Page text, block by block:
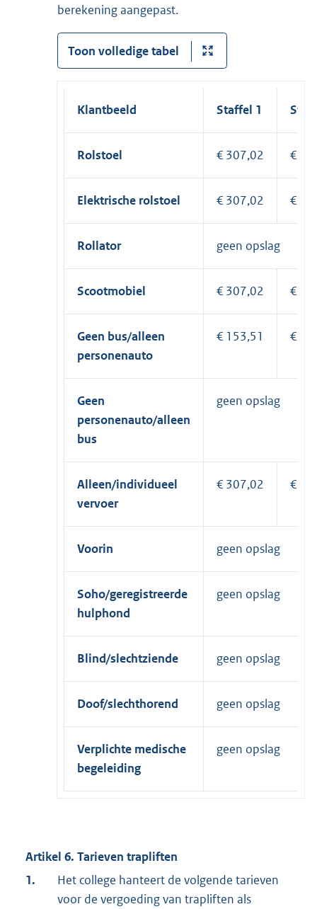
berekening aangepast.
Toon volledige tabel
Klantbeeld Staffel 1
Rolstoel € 307,02 €
Elektrische rolstoel € 307,02 €
Rollator geen opslag
Scootmobiel € 307,02 €
Geen bus/alleen
personenauto
€ 153,51 €
Geen
personenauto/alleen
bus
geen opslag
Alleen/individueel
vervoer
€ 307,02 €
Voorin geen opslag
Soho/geregistreerde
hulphond
geen opslag
Blind/slechtziende geen opslag
Doof/slechthorend geen opslag
Verplichte medische
begeleiding
geen opslag
Artikel 6. Tarieven trapliften
1.
Het college hanteert de volgende tarieven
voor de vergoeding van trapliften als